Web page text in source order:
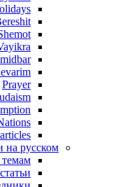
Prayer
на русском